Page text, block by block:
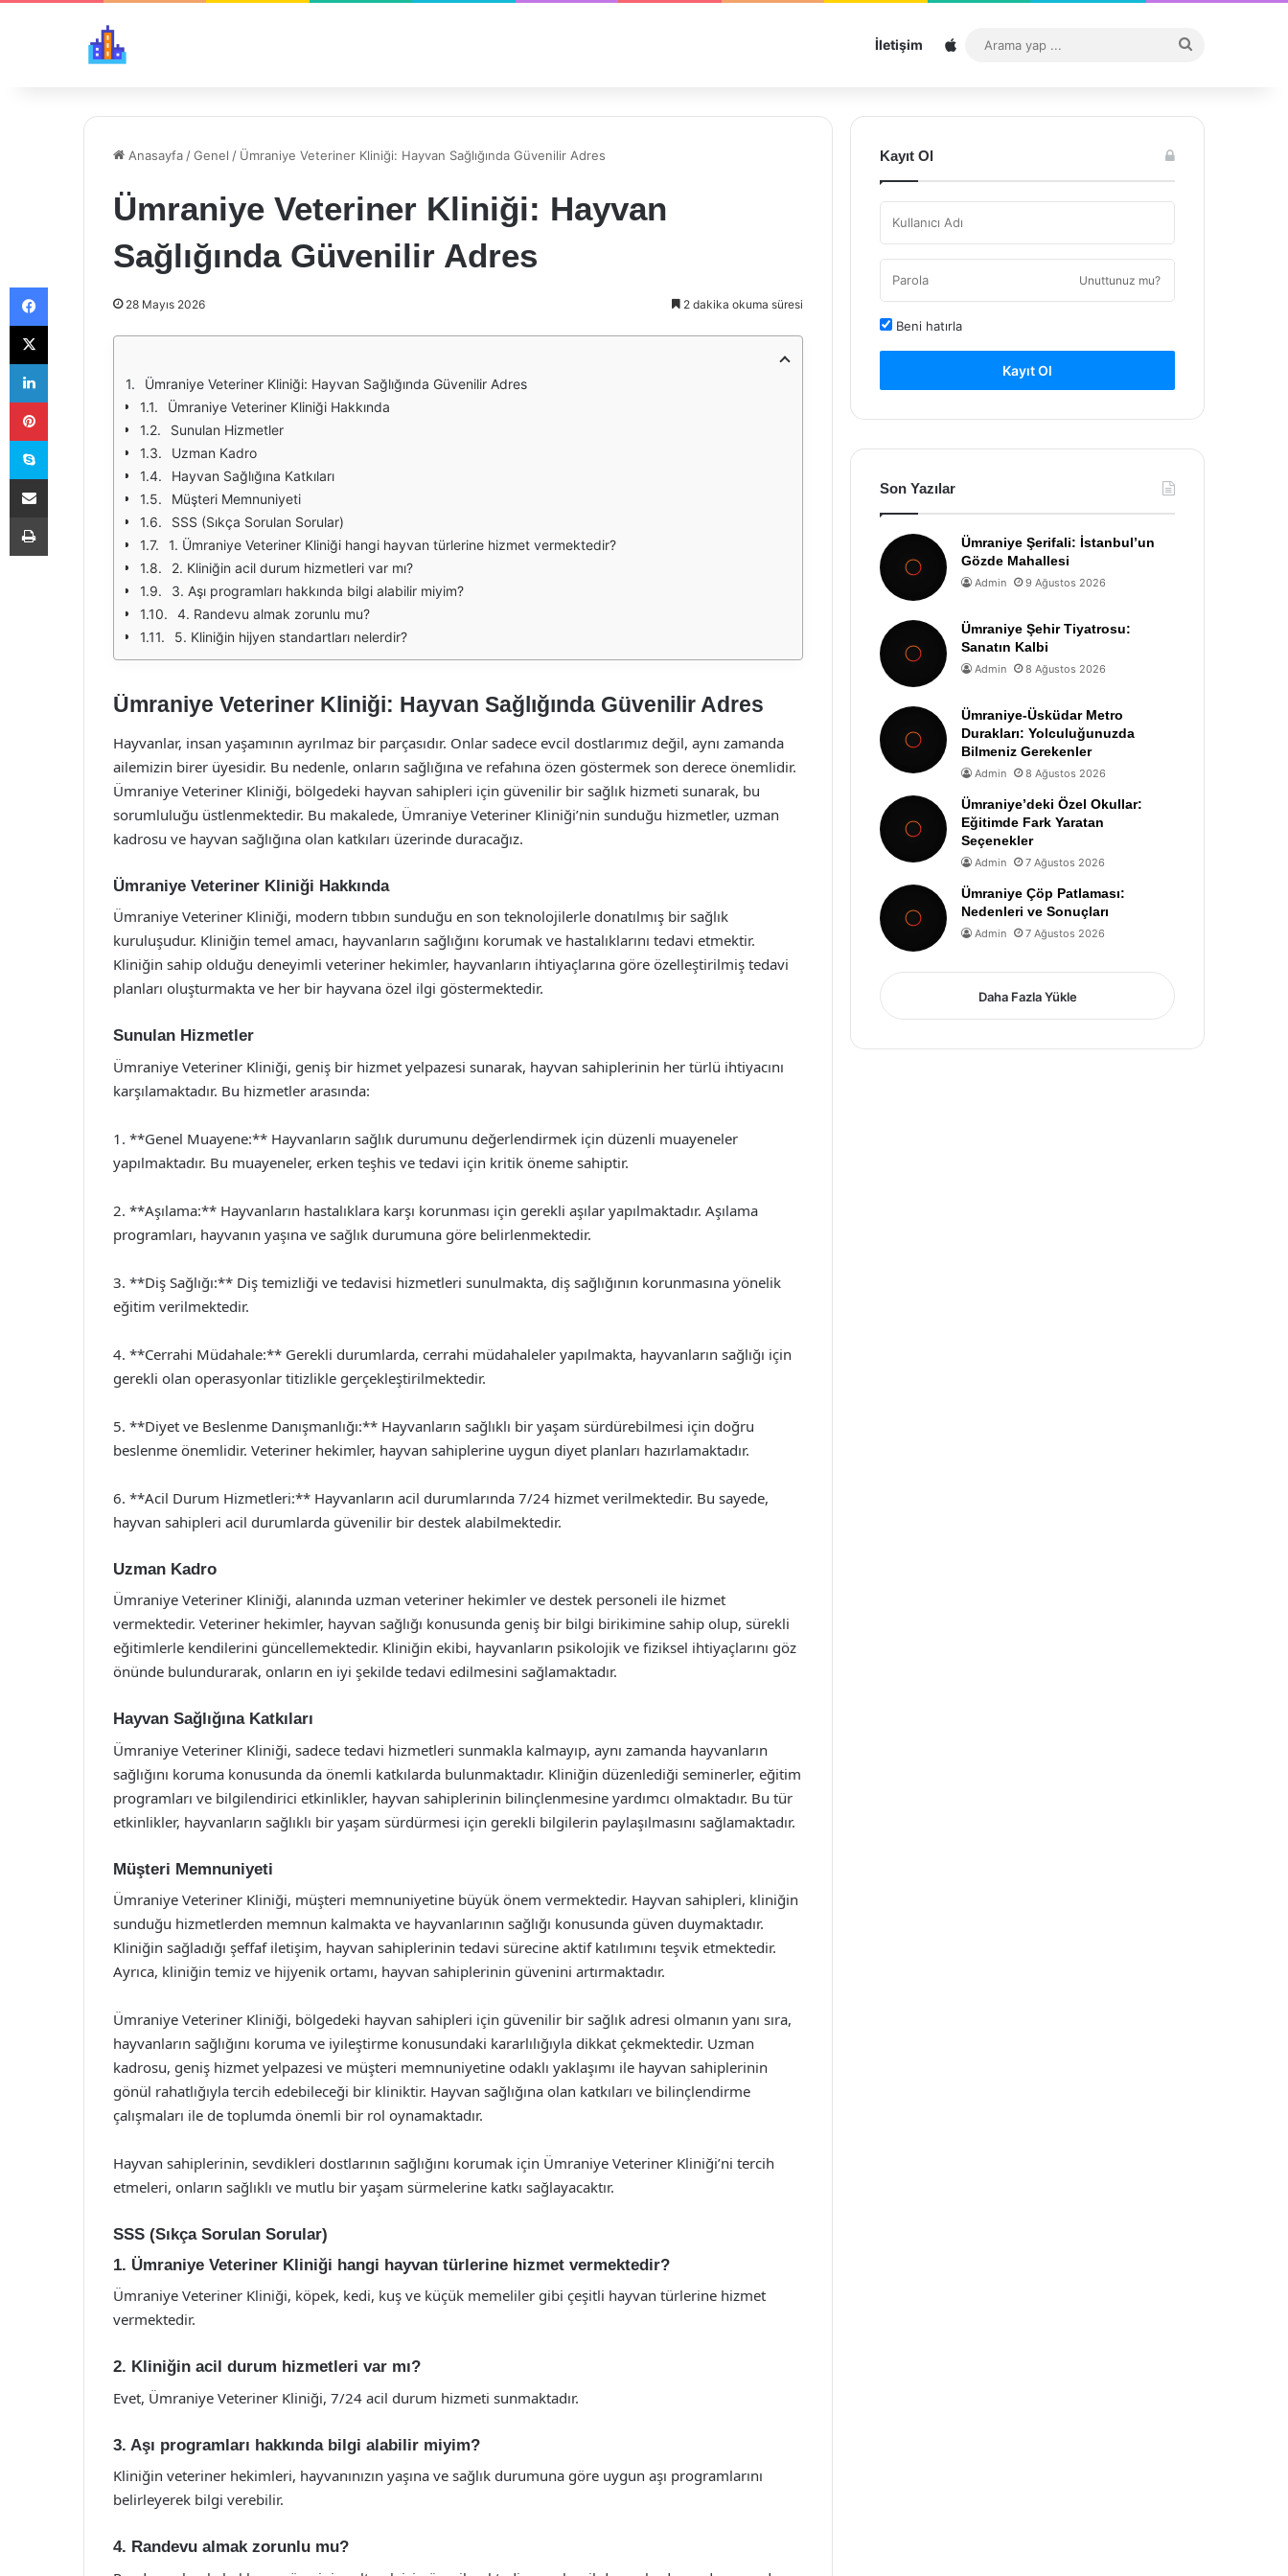
İletişim Sitemap
...
Anasayfa /Genel / Ümraniye Veteriner Kliniği: Hayvan Sağlığında Güvenilir Adres
Ümraniye Veteriner Kliniği: Hayvan
Sağlığında Güvenilir Adres
28 Mayıs 2026 2 dakika okuma süresi
Ümraniye Veteriner Kliniği: Hayvan Sağlığında Güvenilir Adres
Ümraniye Veteriner Kliniği Hakkında
Sunulan Hizmetler
Uzman Kadro
Hayvan Sağlığına Katkıları
Müşteri Memnuniyeti
SSS (Sıkça Sorulan Sorular)
1. Ümraniye Veteriner Kliniği hangi hayvan türlerine hizmet vermektedir?
2. Kliniğin acil durum hizmetleri var mı?
3. Aşı programları hakkında bilgi alabilir miyim?
4. Randevu almak zorunlu mu?
5. Kliniğin hijyen standartları nelerdir?
Ümraniye Veteriner Kliniği: Hayvan Sağlığında Güvenilir Adres
Hayvanlar, insan yaşamının ayrılmaz bir parçasıdır. Onlar sadece evcil dostlarımız değil, aynı zamanda
ailemizin birer üyesidir. Bu nedenle, onların sağlığına ve refahına özen göstermek son derece önemlidir.
Ümraniye Veteriner Kliniği, bölgedeki hayvan sahipleri için güvenilir bir sağlık hizmeti sunarak, bu
sorumluluğu üstlenmektedir. Bu makalede, Ümraniye Veteriner Kliniği’nin sunduğu hizmetler, uzman
kadrosu ve hayvan sağlığına olan katkıları üzerinde duracağız.
Ümraniye Veteriner Kliniği Hakkında
Ümraniye Veteriner Kliniği, modern tıbbın sunduğu en son teknolojilerle donatılmış bir sağlık
kuruluşudur. Kliniğin temel amacı, hayvanların sağlığını korumak ve hastalıklarını tedavi etmektir.
Kliniğin sahip olduğu deneyimli veteriner hekimler, hayvanların ihtiyaçlarına göre özelleştirilmiş tedavi
planları oluşturmakta ve her bir hayvana özel ilgi göstermektedir.
Sunulan Hizmetler
Ümraniye Veteriner Kliniği, geniş bir hizmet yelpazesi sunarak, hayvan sahiplerinin her türlü ihtiyacını
karşılamaktadır. Bu hizmetler arasında:
1. **Genel Muayene:** Hayvanların sağlık durumunu değerlendirmek için düzenli muayeneler
yapılmaktadır. Bu muayeneler, erken teşhis ve tedavi için kritik öneme sahiptir.
2. **Aşılama:** Hayvanların hastalıklara karşı korunması için gerekli aşılar yapılmaktadır. Aşılama
programları, hayvanın yaşına ve sağlık durumuna göre belirlenmektedir.
3. **Diş Sağlığı:** Diş temizliği ve tedavisi hizmetleri sunulmakta, diş sağlığının korunmasına yönelik
eğitim verilmektedir.
4. **Cerrahi Müdahale:** Gerekli durumlarda, cerrahi müdahaleler yapılmakta, hayvanların sağlığı için
gerekli olan operasyonlar titizlikle gerçekleştirilmektedir.
5. **Diyet ve Beslenme Danışmanlığı:** Hayvanların sağlıklı bir yaşam sürdürebilmesi için doğru
beslenme önemlidir. Veteriner hekimler, hayvan sahiplerine uygun diyet planları hazırlamaktadır.
6. **Acil Durum Hizmetleri:** Hayvanların acil durumlarında 7/24 hizmet verilmektedir. Bu sayede,
hayvan sahipleri acil durumlarda güvenilir bir destek alabilmektedir.
Uzman Kadro
Ümraniye Veteriner Kliniği, alanında uzman veteriner hekimler ve destek personeli ile hizmet
vermektedir. Veteriner hekimler, hayvan sağlığı konusunda geniş bir bilgi birikimine sahip olup, sürekli
eğitimlerle kendilerini güncellemektedir. Kliniğin ekibi, hayvanların psikolojik ve fiziksel ihtiyaçlarını göz
önünde bulundurarak, onların en iyi şekilde tedavi edilmesini sağlamaktadır.
Hayvan Sağlığına Katkıları
Ümraniye Veteriner Kliniği, sadece tedavi hizmetleri sunmakla kalmayıp, aynı zamanda hayvanların
sağlığını koruma konusunda da önemli katkılarda bulunmaktadır. Kliniğin düzenlediği seminerler, eğitim
programları ve bilgilendirici etkinlikler, hayvan sahiplerinin bilinçlenmesine yardımcı olmaktadır. Bu tür
etkinlikler, hayvanların sağlıklı bir yaşam sürdürmesi için gerekli bilgilerin paylaşılmasını sağlamaktadır.
Müşteri Memnuniyeti
Ümraniye Veteriner Kliniği, müşteri memnuniyetine büyük önem vermektedir. Hayvan sahipleri, kliniğin
sunduğu hizmetlerden memnun kalmakta ve hayvanlarının sağlığı konusunda güven duymaktadır.
Kliniğin sağladığı şeffaf iletişim, hayvan sahiplerinin tedavi sürecine aktif katılımını teşvik etmektedir.
Ayrıca, kliniğin temiz ve hijyenik ortamı, hayvan sahiplerinin güvenini artırmaktadır.
Ümraniye Veteriner Kliniği, bölgedeki hayvan sahipleri için güvenilir bir sağlık adresi olmanın yanı sıra,
hayvanların sağlığını koruma ve iyileştirme konusundaki kararlılığıyla dikkat çekmektedir. Uzman
kadrosu, geniş hizmet yelpazesi ve müşteri memnuniyetine odaklı yaklaşımı ile hayvan sahiplerinin
gönül rahatlığıyla tercih edebileceği bir kliniktir. Hayvan sağlığına olan katkıları ve bilinçlendirme
çalışmaları ile de toplumda önemli bir rol oynamaktadır.
Hayvan sahiplerinin, sevdikleri dostlarının sağlığını korumak için Ümraniye Veteriner Kliniği’ni tercih
etmeleri, onların sağlıklı ve mutlu bir yaşam sürmelerine katkı sağlayacaktır.
SSS (Sıkça Sorulan Sorular)
1. Ümraniye Veteriner Kliniği hangi hayvan türlerine hizmet vermektedir?
Ümraniye Veteriner Kliniği, köpek, kedi, kuş ve küçük memeliler gibi çeşitli hayvan türlerine hizmet
vermektedir.
2. Kliniğin acil durum hizmetleri var mı?
Evet, Ümraniye Veteriner Kliniği, 7/24 acil durum hizmeti sunmaktadır.
3. Aşı programları hakkında bilgi alabilir miyim?
Kliniğin veteriner hekimleri, hayvanınızın yaşına ve sağlık durumuna göre uygun aşı programlarını
belirleyerek bilgi verebilir.
4. Randevu almak zorunlu mu?
Kayıt Ol
Unuttunuz mu?
Beni hatırla
Kayıt Ol
Son Yazılar
Ümraniye Şerifali: İstanbul’un
Gözde Mahallesi
Admin 9 Ağustos 2026
Ümraniye Şehir Tiyatrosu:
Sanatın Kalbi
Admin 8 Ağustos 2026
Ümraniye-Üsküdar Metro
Durakları: Yolculuğunuzda
Bilmeniz Gerekenler
Admin 8 Ağustos 2026
Ümraniye’deki Özel Okullar:
Eğitimde Fark Yaratan
Seçenekler
Admin 7 Ağustos 2026
Ümraniye Çöp Patlaması:
Nedenleri ve Sonuçları
Admin 7 Ağustos 2026
Daha Fazla Yükle
Facebook
X
LinkedIn
Pinterest
Skype
E-Posta ile paylaş